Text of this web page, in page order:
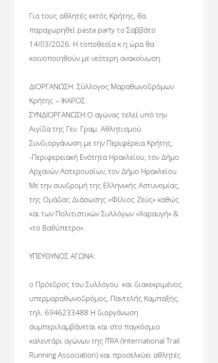
Για τους αθλητές εκτός Κρήτης, θα
παραχωρηθεί pasta party το Σαββάτο
14/03/2026. Η τοποθεσία κ η ώρα θα
κοινοποιηθούν με νεότερη ανακοίνωση.
ΔΙΟΡΓΑΝΩΣΗ: Σύλλογος Μαραθωνοδρόμων
Κρήτης – ΙΚΑΡΟΣ .
ΣΥΝΔΙΟΡΓΑΝΩΣΗ:Ο αγώνας τελεί υπό την
Αιγίδα της Γεν. Γραμ. Αθλητισμού.
Συνδιοργάνωση με την Περιφέρεια Κρήτης,
-Περιφερειακή Ενότητα Ηρακλείου, τον Δήμο
Αρχανών Αστερουσίων, τον Δήμο Ηρακλείου.
Με την συνδρομή της Ελληνικής Αστυνομίας,
της Ομάδας Διάσωσης «Φίλιος Ζεύς» καθώς
και των Πολιτιστικών Συλλόγων «Χαραυγή» &
«το Βαθύπετρο».
ΥΠΕΥΘΥΝΟΣ ΑΓΩΝΑ:
ο Πρόεδρος του Συλλόγου και διακεκριμένος
υπερμαραθωνοδρόμος, Παντελής Καμπαξής,
τηλ. 6946233488 Η διοργάνωση
συμπεριλαμβάνεται και στο παγκόσμιο
καλεντάρι αγώνων της ITRA (International Trail
Running Association) και προσελκύει αθλητές